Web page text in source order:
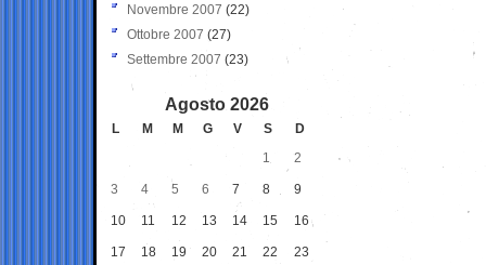
Novembre 2007 (22)
Ottobre 2007 (27)
Settembre 2007 (23)
Agosto 2026
L M M G V S
D
1
2
3 4 5 6 7 8 9
10 11 12 13 14 15 16
17 18 19 20 21 22 23